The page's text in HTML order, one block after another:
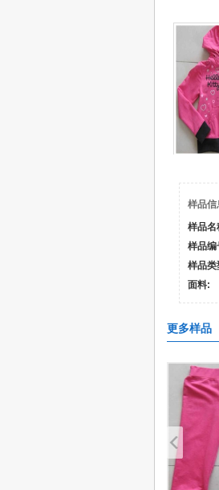
样品信
样品名
样品编
样品类
面料:
更多样品